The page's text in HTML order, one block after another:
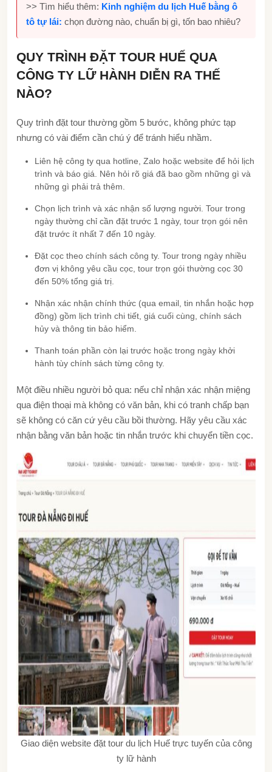
>> Tìm hiểu thêm: Kinh nghiệm du lịch Huế bằng ô
tô tự lái: chọn đường nào, chuẩn bị gì, tốn bao nhiêu?
QUY TRÌNH ĐẶT TOUR HUẾ QUA
CÔNG TY LỮ HÀNH DIỄN RA THẾ
NÀO?
Quy trình đặt tour thường gồm 5 bước, không phức tạp
nhưng có vài điểm cần chú ý để tránh hiểu nhầm.
Liên hệ công ty qua hotline, Zalo hoặc website để hỏi lịch
trình và báo giá. Nên hỏi rõ giá đã bao gồm những gì và
những gì phải trả thêm.
Chọn lịch trình và xác nhận số lượng người. Tour trong
ngày thường chỉ cần đặt trước 1 ngày, tour trọn gói nên
đặt trước ít nhất 7 đến 10 ngày.
Đặt cọc theo chính sách công ty. Tour trong ngày nhiều
đơn vị không yêu cầu cọc, tour trọn gói thường cọc 30
đến 50% tổng giá trị.
Nhận xác nhận chính thức (qua email, tin nhắn hoặc hợp
đồng) gồm lịch trình chi tiết, giá cuối cùng, chính sách
hủy và thông tin bảo hiểm.
Thanh toán phần còn lại trước hoặc trong ngày khởi
hành tùy chính sách từng công ty.
Một điều nhiều người bỏ qua: nếu chỉ nhận xác nhận miệng
qua điện thoại mà không có văn bản, khi có tranh chấp bạn
sẽ không có căn cứ yêu cầu bồi thường. Hãy yêu cầu xác
nhận bằng văn bản hoặc tin nhắn trước khi chuyển tiền cọc.
Giao diện website đặt tour du lịch Huế trực tuyến của công
ty lữ hành